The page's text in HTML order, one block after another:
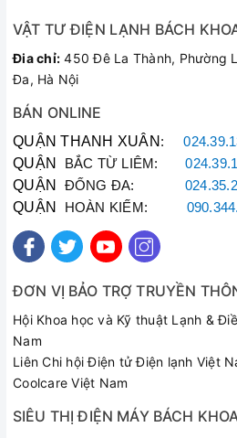
VẬT TƯ ĐIỆN LẠNH BÁCH
Đia chỉ: 450 Đê La Thành, Phường
Đa, Hà Nội
BÁN ONLINE
QUẬN THANH XUÂN :
QUẬN BẮC TỪ LIÊM:
QUẬN ĐỐNG ĐA:
QUẬN HOÀN KIẾM:
ĐƠN VỊ BẢO TRỢ TRUYỀN
Hội Khoa học và Kỹ thuật Lạnh &
Nam
Liên Chi hội Điện tử Điện lạnh Việt
Coolcare Việt Nam
SIÊU THỊ ĐIỆN MÁY BÁCH